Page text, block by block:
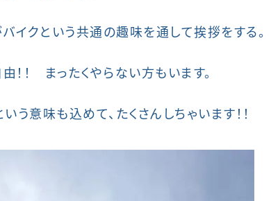
イクという共通の趣味を通して挨拶をする。
！！ まったくやらない方もいます。
う意味も込めて、たくさんしちゃいます！！